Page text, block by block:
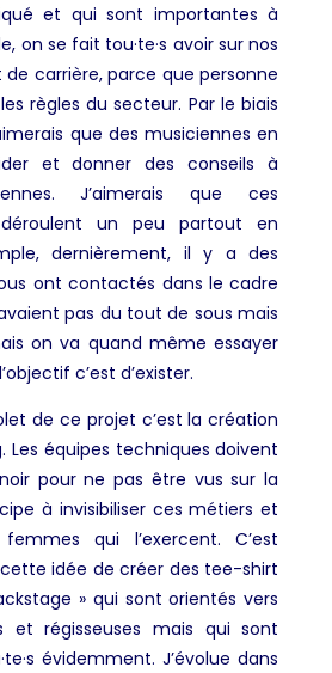
et qui sont importantes à
on se fait tou·te·s avoir sur nos
carrière, parce que personne
règles du secteur. Par le biais
que des musiciennes en
et donner des conseils à
J’aimerais que ces
un peu partout en
dernièrement, il y a des
ont contactés dans le cadre
pas du tout de sous mais
on va quand même essayer
c’est d’exister.
de ce projet c’est la création
Les équipes techniques doivent
pour ne pas être vus sur la
à invisibiliser ces métiers et
qui l’exercent. C’est
idée de créer des tee-shirt
» qui sont orientés vers
et régisseuses mais qui sont
évidemment. J’évolue dans